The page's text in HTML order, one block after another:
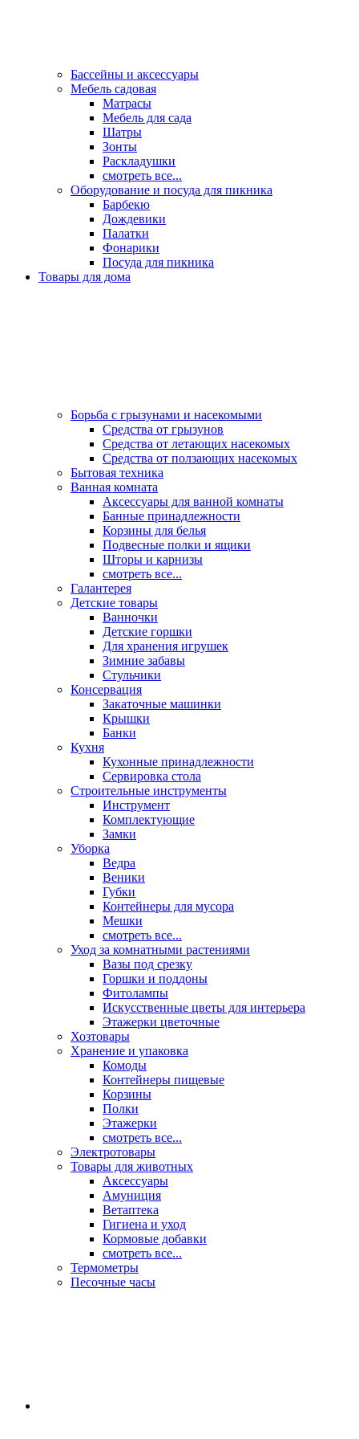
Бассейны и аксессуары
Мебель садовая
Матрасы
Мебель для сада
Шатры
Зонты
Раскладушки
смотреть все...
Оборудование и посуда для пикника
Барбекю
Дождевики
Палатки
Фонарики
Посуда для пикника
Товары для дома
Борьба с грызунами и насекомыми
Средства от грызунов
Средства от летающих насекомых
Средства от ползающих насекомых
Бытовая техника
Ванная комната
Аксессуары для ванной комнаты
Банные принадлежности
Корзины для белья
Подвесные полки и ящики
Шторы и карнизы
смотреть все...
Галантерея
Детские товары
Ванночки
Детские горшки
Для хранения игрушек
Зимние забавы
Стульчики
Консервация
Закаточные машинки
Крышки
Банки
Кухня
Кухонные принадлежности
Сервировка стола
Строительные инструменты
Инструмент
Комплектующие
Замки
Уборка
Ведра
Веники
Губки
Контейнеры для мусора
Мешки
смотреть все...
Уход за комнатными растениями
Вазы под срезку
Горшки и поддоны
Фитолампы
Искусственные цветы для интерьера
Этажерки цветочные
Хозтовары
Хранение и упаковка
Комоды
Контейнеры пищевые
Корзины
Полки
Этажерки
смотреть все...
Электротовары
Товары для животных
Аксессуары
Амуниция
Ветаптека
Гигиена и уход
Кормовые добавки
смотреть все...
Термометры
Песочные часы